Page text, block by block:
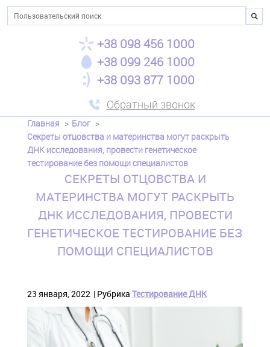
Поиск
+38 098 456 1000
+38 099 246 1000
+38 093 877 1000
Обратный звонок
Главная
Блог
Cекреты отцовства и материнства могут раскрыть
ДНК исследования, провести генетическое
тестирование без помощи специалистов
CЕКРЕТЫ ОТЦОВСТВА И
МАТЕРИНСТВА МОГУТ РАСКРЫТЬ
ДНК ИССЛЕДОВАНИЯ, ПРОВЕСТИ
ГЕНЕТИЧЕСКОЕ ТЕСТИРОВАНИЕ БЕЗ
ПОМОЩИ СПЕЦИАЛИСТОВ
23 января, 2022 Рубрика Тестирование ДНК